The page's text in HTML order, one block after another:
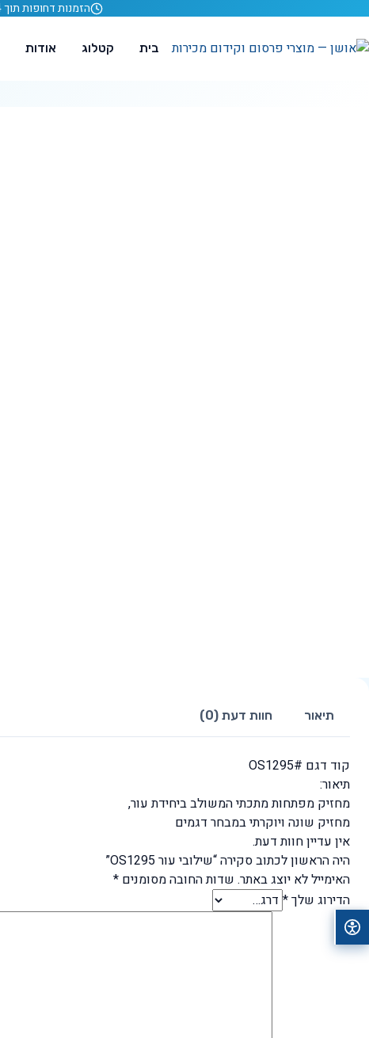
הזמנות דחופות תוך 24 שעות
בית קטלוג אודות
תיאור חוות דעת (0)
קוד דגם #OS1295
תיאור:
מחזיק מפתחות מתכתי המשולב ביחידת עור,
מחזיק שונה ויוקרתי במבחר דגמים
אין עדיין חוות דעת.
היה הראשון לכתוב סקירה “שילובי עור OS1295”
האימייל לא יוצג באתר. שדות החובה מסומנים *
הדירוג שלך*